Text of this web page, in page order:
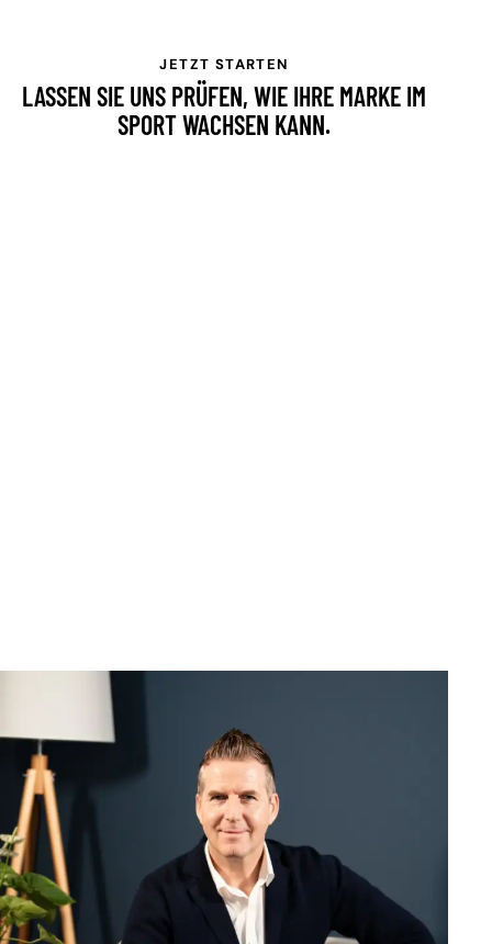
JETZT STARTEN
LASSEN SIE UNS PRÜFEN, WIE IHRE MARKE IM
SPORT WACHSEN KANN.